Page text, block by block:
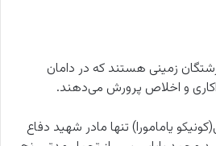
زمینی هستند که در دامان
و اخلاص پرورش می‌دهند.
یامامورا) تنها مادر شهید دفاع